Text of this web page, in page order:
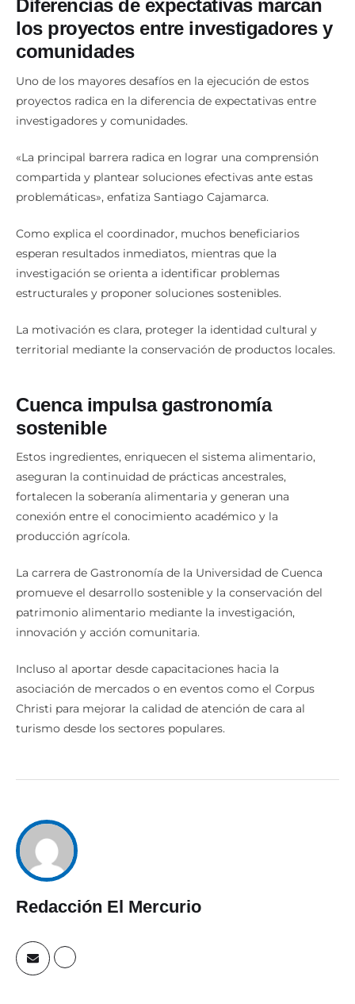
Diferencias de expectativas marcan
los proyectos entre investigadores y
comunidades
Uno de los mayores desafíos en la ejecución de estos
proyectos radica en la diferencia de expectativas entre
investigadores y comunidades.
«La principal barrera radica en lograr una comprensión
compartida y plantear soluciones efectivas ante estas
problemáticas», enfatiza Santiago Cajamarca.
Como explica el coordinador, muchos beneficiarios
esperan resultados inmediatos, mientras que la
investigación se orienta a identificar problemas
estructurales y proponer soluciones sostenibles.
La motivación es clara, proteger la identidad cultural y
territorial mediante la conservación de productos locales.
Cuenca impulsa gastronomía
sostenible
Estos ingredientes, enriquecen el sistema alimentario,
aseguran la continuidad de prácticas ancestrales,
fortalecen la soberanía alimentaria y generan una
conexión entre el conocimiento académico y la
producción agrícola.
La carrera de Gastronomía de la Universidad de Cuenca
promueve el desarrollo sostenible y la conservación del
patrimonio alimentario mediante la investigación,
innovación y acción comunitaria.
Incluso al aportar desde capacitaciones hacia la
asociación de mercados o en eventos como el Corpus
Christi para mejorar la calidad de atención de cara al
turismo desde los sectores populares.
Redacción El Mercurio